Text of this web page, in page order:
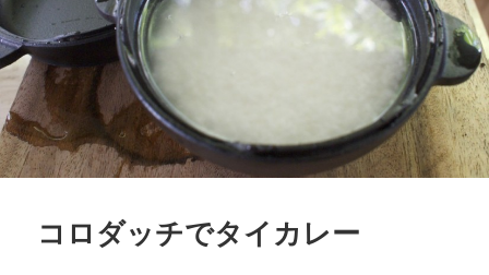
コロダッチでタイカレー